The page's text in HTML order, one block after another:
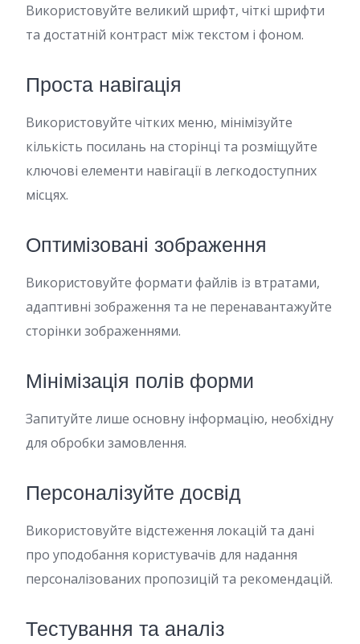
Використовуйте великий шрифт, чіткі шрифти
та достатній контраст між текстом і фоном.
Проста навігація
Використовуйте чітких меню, мінімізуйте
кількість посилань на сторінці та розміщуйте
ключові елементи навігації в легкодоступних
місцях.
Оптимізовані зображення
Використовуйте формати файлів із втратами,
адаптивні зображення та не перенавантажуйте
сторінки зображеннями.
Мінімізація полів форми
Запитуйте лише основну інформацію, необхідну
для обробки замовлення.
Персоналізуйте досвід
Використовуйте відстеження локацій та дані
про уподобання користувачів для надання
персоналізованих пропозицій та рекомендацій.
Тестування та аналіз